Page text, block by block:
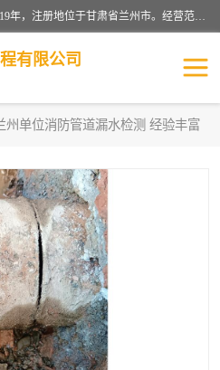
甘肃科探管道工程有限公司成立于2019年，注册地位于甘肃省兰州市。经营范围包括管道安装、清洗、疏通、维修、检测，防水工程，工程钻孔，化粪池清理，暖气安装，给排水管道安装维修，室内外管道如消防、供水、供热管道漏水检测定位，室内外防水堵漏等。
有限公司
州单位消防管道漏水检测 经验丰富
消防管道漏水
排水管道漏水
管道疏通